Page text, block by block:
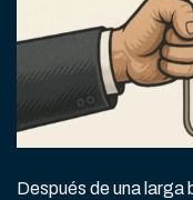
Después de una